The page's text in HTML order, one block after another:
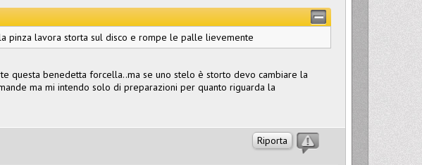
pinza lavora storta sul disco e rompe le palle lievemente
questa benedetta forcella..ma se uno stelo è storto devo cambiare la
ma mi intendo solo di preparazioni per quanto riguarda la
Riporta